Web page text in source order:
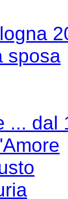
sposa
... dal